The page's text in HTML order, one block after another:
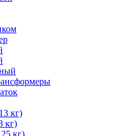
кг)
кг)
кг)